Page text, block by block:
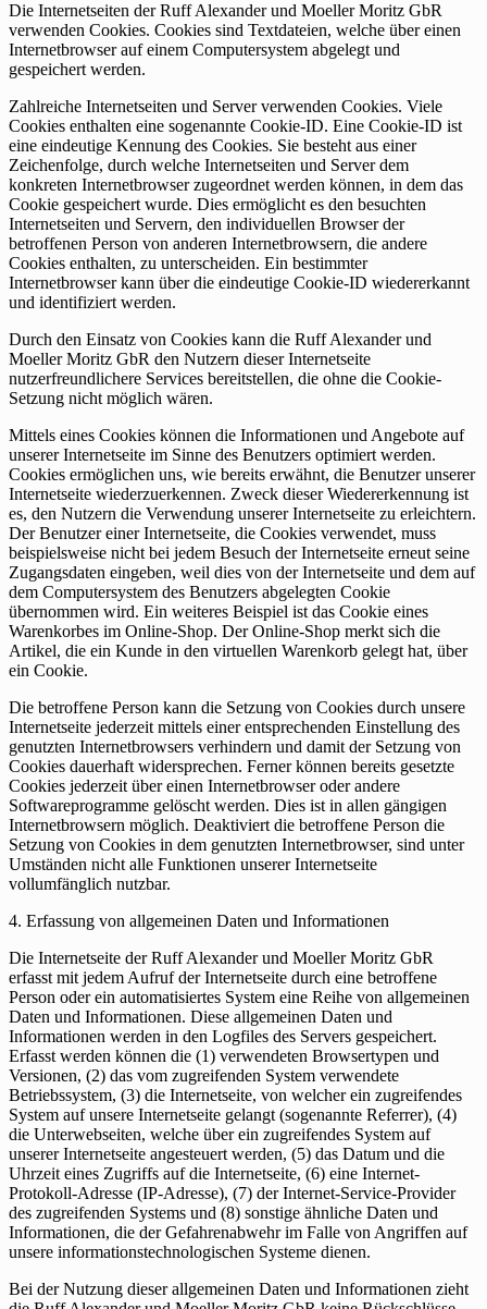
Die Internetseiten der Ruff Alexander und Moeller Moritz GbR
verwenden Cookies. Cookies sind Textdateien, welche über einen
Internetbrowser auf einem Computersystem abgelegt und
gespeichert werden.
Zahlreiche Internetseiten und Server verwenden Cookies. Viele
Cookies enthalten eine sogenannte Cookie-ID. Eine Cookie-ID ist
eine eindeutige Kennung des Cookies. Sie besteht aus einer
Zeichenfolge, durch welche Internetseiten und Server dem
konkreten Internetbrowser zugeordnet werden können, in dem das
Cookie gespeichert wurde. Dies ermöglicht es den besuchten
Internetseiten und Servern, den individuellen Browser der
betroffenen Person von anderen Internetbrowsern, die andere
Cookies enthalten, zu unterscheiden. Ein bestimmter
Internetbrowser kann über die eindeutige Cookie-ID wiedererkannt
und identifiziert werden.
Durch den Einsatz von Cookies kann die Ruff Alexander und
Moeller Moritz GbR den Nutzern dieser Internetseite
nutzerfreundlichere Services bereitstellen, die ohne die Cookie-
Setzung nicht möglich wären.
Mittels eines Cookies können die Informationen und Angebote auf
unserer Internetseite im Sinne des Benutzers optimiert werden.
Cookies ermöglichen uns, wie bereits erwähnt, die Benutzer unserer
Internetseite wiederzuerkennen. Zweck dieser Wiedererkennung ist
es, den Nutzern die Verwendung unserer Internetseite zu erleichtern.
Der Benutzer einer Internetseite, die Cookies verwendet, muss
beispielsweise nicht bei jedem Besuch der Internetseite erneut seine
Zugangsdaten eingeben, weil dies von der Internetseite und dem auf
dem Computersystem des Benutzers abgelegten Cookie
übernommen wird. Ein weiteres Beispiel ist das Cookie eines
Warenkorbes im Online-Shop. Der Online-Shop merkt sich die
Artikel, die ein Kunde in den virtuellen Warenkorb gelegt hat, über
ein Cookie.
Die betroffene Person kann die Setzung von Cookies durch unsere
Internetseite jederzeit mittels einer entsprechenden Einstellung des
genutzten Internetbrowsers verhindern und damit der Setzung von
Cookies dauerhaft widersprechen. Ferner können bereits gesetzte
Cookies jederzeit über einen Internetbrowser oder andere
Softwareprogramme gelöscht werden. Dies ist in allen gängigen
Internetbrowsern möglich. Deaktiviert die betroffene Person die
Setzung von Cookies in dem genutzten Internetbrowser, sind unter
Umständen nicht alle Funktionen unserer Internetseite
vollumfänglich nutzbar.
4. Erfassung von allgemeinen Daten und Informationen
Die Internetseite der Ruff Alexander und Moeller Moritz GbR
erfasst mit jedem Aufruf der Internetseite durch eine betroffene
Person oder ein automatisiertes System eine Reihe von allgemeinen
Daten und Informationen. Diese allgemeinen Daten und
Informationen werden in den Logfiles des Servers gespeichert.
Erfasst werden können die (1) verwendeten Browsertypen und
Versionen, (2) das vom zugreifenden System verwendete
Betriebssystem, (3) die Internetseite, von welcher ein zugreifendes
System auf unsere Internetseite gelangt (sogenannte Referrer), (4)
die Unterwebseiten, welche über ein zugreifendes System auf
unserer Internetseite angesteuert werden, (5) das Datum und die
Uhrzeit eines Zugriffs auf die Internetseite, (6) eine Internet-
Protokoll-Adresse (IP-Adresse), (7) der Internet-Service-Provider
des zugreifenden Systems und (8) sonstige ähnliche Daten und
Informationen, die der Gefahrenabwehr im Falle von Angriffen auf
unsere informationstechnologischen Systeme dienen.
Bei der Nutzung dieser allgemeinen Daten und Informationen zieht